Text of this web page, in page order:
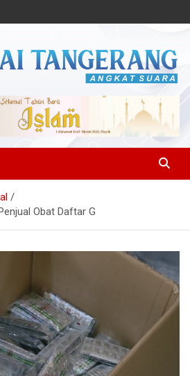
– Angkat
Obat Daftar G